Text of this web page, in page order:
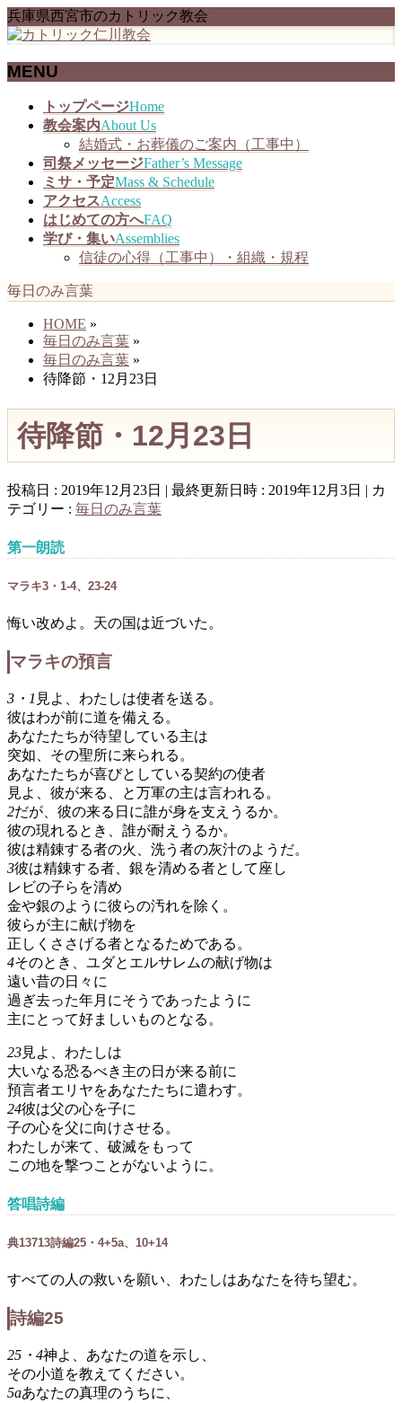
兵庫県西宮市のカトリック教会
MENU
トップページHome
教会案内About Us
結婚式・お葬儀のご案内（工事中）
司祭メッセージFather’s Message
ミサ・予定Mass & Schedule
アクセスAccess
はじめての方へFAQ
学び・集いAssemblies
信徒の心得（工事中）・組織・規程
毎日のみ言葉
HOME »
毎日のみ言葉 »
毎日のみ言葉 »
待降節・12月23日
待降節・12月23日
投稿日 : 2019年12月23日 最終更新日時 : 2019年12月3日
カ
テゴリー : 毎日のみ言葉
第一朗読
マラキ3・1-4、23-24
悔い改めよ。天の国は近づいた。
マラキの預言
3・1 見よ、わたしは使者を送る。
彼はわが前に道を備える。
あなたたちが待望している主は
突如、その聖所に来られる。
あなたたちが喜びとしている契約の使者
見よ、彼が来る、と万軍の主は言われる。
2だが、彼の来る日に誰が身を支えうるか。
彼の現れるとき、誰が耐えうるか。
彼は精錬する者の火、洗う者の灰汁のようだ。
3彼は精錬する者、銀を清める者として座し
レビの子らを清め
金や銀のように彼らの汚れを除く。
彼らが主に献げ物を
正しくささげる者となるためである。
4そのとき、ユダとエルサレムの献げ物は
遠い昔の日々に
過ぎ去った年月にそうであったように
主にとって好ましいものとなる。
23見よ、わたしは
大いなる恐るべき主の日が来る前に
預言者エリヤをあなたたちに遣わす。
24彼は父の心を子に
子の心を父に向けさせる。
わたしが来て、破滅をもって
この地を撃つことがないように。
答唱詩編
典13713詩編25・4+5a、10+14
すべての人の救いを願い、わたしはあなたを待ち望む。
詩編25
25・4神よ、あなたの道を示し、
その小道を教えてください。
5aあなたの真理のうちに、